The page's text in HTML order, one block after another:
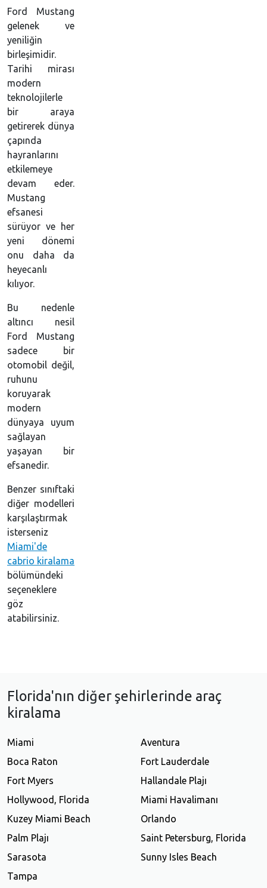
Ford Mustang
gelenek ve
yeniliğin
birleşimidir.
Tarihi mirası
modern
teknolojilerle
bir araya
getirerek dünya
çapında
hayranlarını
etkilemeye
devam eder.
Mustang
efsanesi
sürüyor ve her
yeni dönemi
onu daha da
heyecanlı
kılıyor.
Bu nedenle
altıncı nesil
Ford Mustang
sadece bir
otomobil değil,
ruhunu
koruyarak
modern
dünyaya uyum
sağlayan
yaşayan bir
efsanedir.
Benzer sınıftaki
diğer modelleri
karşılaştırmak
isterseniz
Miami'de
cabrio kiralama
bölümündeki
seçeneklere
göz
atabilirsiniz.
Florida'nın diğer şehirlerinde araç
kiralama
Miami
Aventura
Boca Raton
Fort Lauderdale
Fort Myers
Hallandale Plajı
Hollywood, Florida
Miami Havalimanı
Kuzey Miami Beach
Orlando
Palm Plajı
Saint Petersburg, Florida
Sarasota
Sunny Isles Beach
Tampa